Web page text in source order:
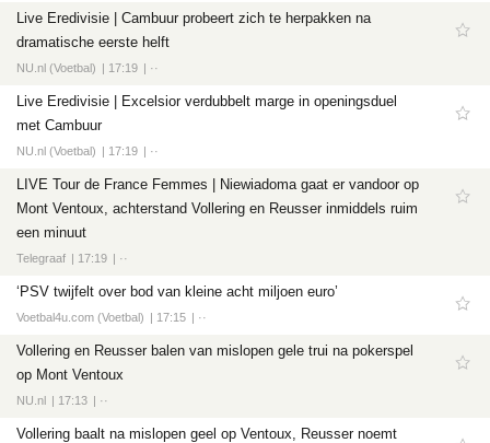
Live Eredivisie | Cambuur probeert zich te herpakken na
dramatische eerste helft
NU.nl (Voetbal) 17:19 ··
Live Eredivisie | Excelsior verdubbelt marge in openingsduel
met Cambuur
NU.nl (Voetbal) 17:19 ··
LIVE Tour de France Femmes | Niewiadoma gaat er vandoor op
Mont Ventoux, achterstand Vollering en Reusser inmiddels ruim
een minuut
Telegraaf 17:19 ··
‘PSV twijfelt over bod van kleine acht miljoen euro’
Voetbal4u.com (Voetbal) 17:15 ··
Vollering en Reusser balen van mislopen gele trui na pokerspel
op Mont Ventoux
NU.nl 17:13 ··
Vollering baalt na mislopen geel op Ventoux, Reusser noemt